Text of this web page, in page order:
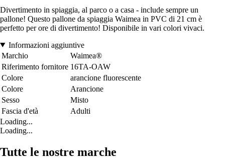
Divertimento in spiaggia, al parco o a casa - include sempre un
pallone! Questo pallone da spiaggia Waimea in PVC di 21 cm è
perfetto per ore di divertimento! Disponibile in vari colori vivaci.
Informazioni aggiuntive
Marchio
Waimea®
Riferimento fornitore 16TA-OAW
Colore
arancione fluorescente
Colore
Arancione
Sesso
Misto
Fascia d'età
Adulti
Loading...
Loading...
Tutte le nostre marche